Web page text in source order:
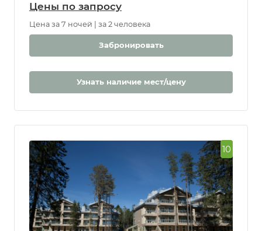
Цены по запросу
Цена за 7 ночей | за 2 человека
Забронировать
Узнать наличие мест/цену
10